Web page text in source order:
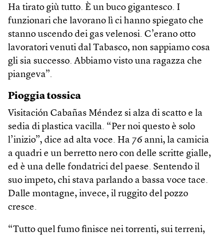
Ha tirato giù tutto. È un buco gigantesco. I
funzionari che lavorano lì ci hanno spiegato che
stanno uscendo dei gas velenosi. C’erano otto
lavoratori venuti dal Tabasco, non sappiamo cosa
gli sia successo. Abbiamo visto una ragazza che
piangeva”.
Pioggia tossica
Visitación Cabañas Méndez si alza di scatto e la
sedia di plastica vacilla. “Per noi questo è solo
l’inizio”, dice ad alta voce. Ha 76 anni, la camicia
a quadri e un berretto nero con delle scritte gialle,
ed è una delle fondatrici del paese. Sentendo il
suo impeto, chi stava parlando a bassa voce tace.
Dalle montagne, invece, il ruggito del pozzo
cresce.
“Tutto quel fumo finisce nei torrenti, sui terreni,